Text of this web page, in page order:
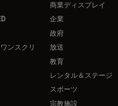
ンスクリ
商業ディスプレイ
企業
政府
放送
教育
レンタル＆ステージ
スポーツ
宗教施設